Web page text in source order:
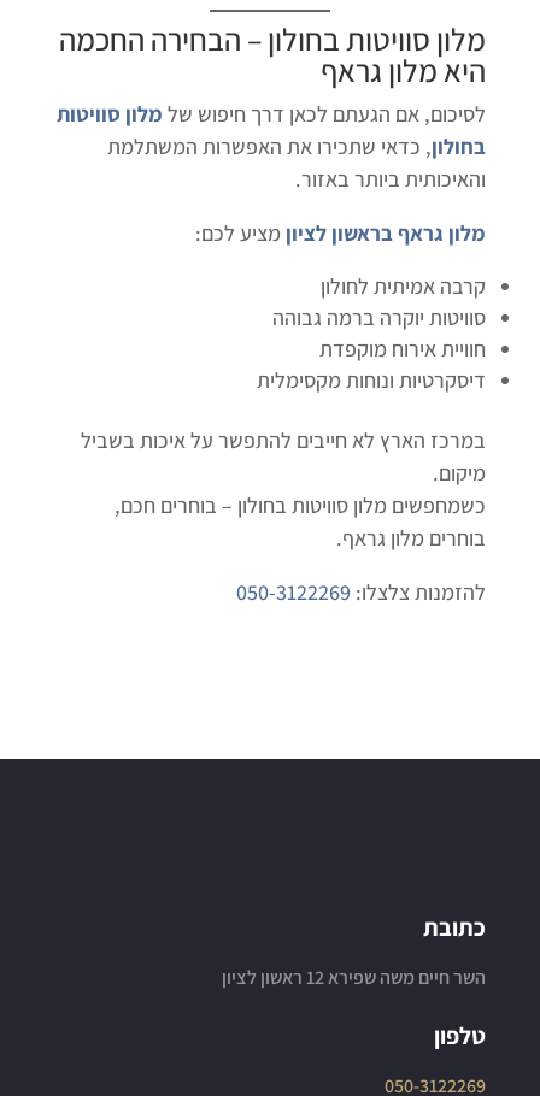
מלון סוויטות בחולון– הבחירה החכמה
היאמלון גראף
לסיכום, אם הגעתם לכאן דרך חיפוש של מלון סוויטות
בחולון, כדאי שתכירו את האפשרות המשתלמת
והאיכותית ביותר באזור.
מלון גראף בראשון לציון מציע לכם:
קרבה אמיתית לחולון
סוויטות יוקרה ברמה גבוהה
חוויית אירוח מוקפדת
דיסקרטיות ונוחות מקסימלית
במרכז הארץ לא חייבים להתפשר על איכות בשביל
מיקום.
כשמחפשים מלון סוויטות בחולון – בוחרים חכם,
בוחרים מלון גראף.
להזמנות צלצלו: 050-3122269
כתובת
השר חיים משה שפירא 12 ראשון לציון
טלפון
050-3122269